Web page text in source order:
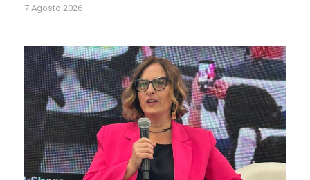
7 Agosto 2026